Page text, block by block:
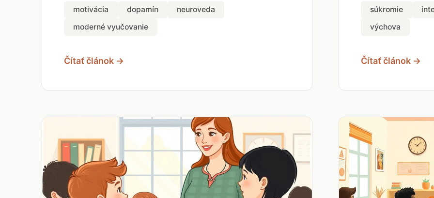
motivácia dopamín
neuroveda
moderné vyučovanie
Čítať článok →
súkromie
výchova
Čítať článok →